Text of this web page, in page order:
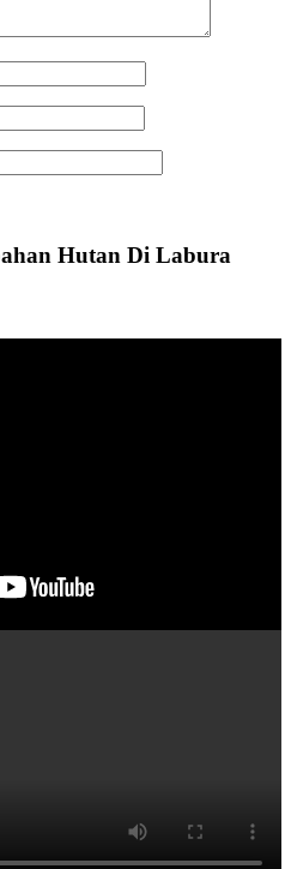
Hutan Di Labura